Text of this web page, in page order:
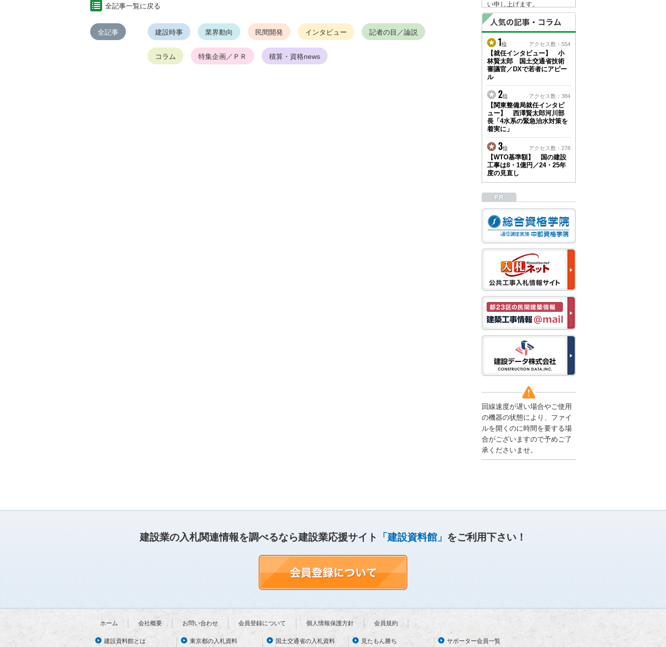
全記事一覧に戻る
全記事 建設時事 業界動向 民間開発 インタビュー 記者の目／論説
コラム 特集企画／ＰＲ 積算・資格news
い申し上げます。
なお、情報は８月１７日
(月)より登録されます。
2026/04/23
●ゴールデンウィークに
伴う情報更新停止のお知
らせ(05/02～05/10)●
ユーザー各位
建設資料館をご利用いた
だき、誠に有難うござい
ます。
下記の期間につきまし
て、弊社休業のため情報
更新を停止させていただ
きます。
【期間】５月２日(土)～
５月１０日(日)
上記の期間、情報の更新
がされませんので、ご了
い申し上げます。
から通常通り運営いたし
ます。
2025/12/22
●年末年始に伴う情報更
新停止のお知らせ●
建設資料館をご利用いた
だき、誠に有難うござい
ます。
下記の期間につきまし
て、弊社休業のため情報
更新を停止させていただ
きます。
【期間】１２月２７日
(土)～１月４日(日)
上記の期間、情報の更新
がされませんので、ご了
承のほど、よろしくお願
なお、情報は１月５日
(月)より登録されます。
2025/08/04
●夏季休業に伴う情報更
新停止のお知らせ●
建設資料館をご利用いた
だき、誠に有難うござい
がされませんので、ご了
承のほど、よろしくお願
伴う情報更新停止のお知
らせ(04/26～04/29、05/0
ユーザー各位
1位 アクセス数：554
【就任インタビュー】 小
林賢太郎 国土交通省技術
審議官／DXで若者にアピー
ル
2位 アクセス数：384
【関東整備局就任インタビ
ュー】 西澤賢太郎河川部
長「4水系の緊急治水対策を
着実に」
3位 アクセス数：278
【WTO基準額】 国の建設
工事は8・1億円／24・25年
度の見直し
回線速度が遅い場合やご使用
の機器の状態により、ファイ
ルを開くのに時間を要する場
合がございますので予めご了
承くださいませ。
建設業の入札関連情報を調べるなら建設業応援サイト 「建設資料館」 をご利用下さい！
ホーム 会社概要 お問い合わせ 会員登録について 個人情報保護方針 会員規約
建設資料館とは 東京都の入札資料 国土交通省の入札資料 見たもん勝ち サポーター会員一覧